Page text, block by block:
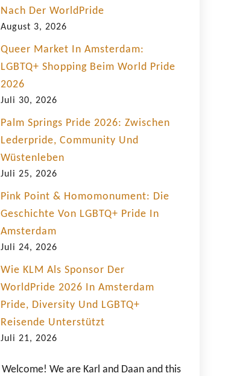
Nach Der WorldPride
August 3, 2026
Queer Market In Amsterdam:
LGBTQ+ Shopping Beim World Pride
2026
Juli 30, 2026
Palm Springs Pride 2026: Zwischen
Lederpride, Community Und
Wüstenleben
Juli 25, 2026
Pink Point & Homomonument: Die
Geschichte Von LGBTQ+ Pride In
Amsterdam
Juli 24, 2026
Wie KLM Als Sponsor Der
WorldPride 2026 In Amsterdam
Pride, Diversity Und LGBTQ+
Reisende Unterstützt
Juli 21, 2026
Welcome! We are Karl and Daan and this